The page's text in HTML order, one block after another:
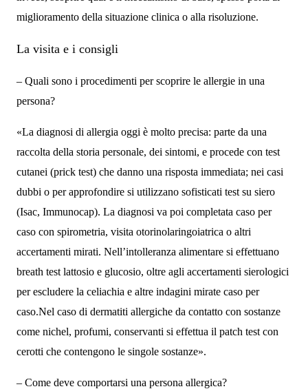
miglioramento della situazione clinica o alla risoluzione.
La visita e i consigli
– Quali sono i procedimenti per scoprire le allergie in una
persona?
«La diagnosi di allergia oggi è molto precisa: parte da una
raccolta della storia personale, dei sintomi, e procede con test
cutanei (prick test) che danno una risposta immediata; nei casi
dubbi o per approfondire si utilizzano sofisticati test su siero
(Isac, Immunocap). La diagnosi va poi completata caso per
caso con spirometria, visita otorinolaringoiatrica o altri
accertamenti mirati. Nell’intolleranza alimentare si effettuano
breath test lattosio e glucosio, oltre agli accertamenti sierologici
per escludere la celiachia e altre indagini mirate caso per
caso.Nel caso di dermatiti allergiche da contatto con sostanze
come nichel, profumi, conservanti si effettua il patch test con
cerotti che contengono le singole sostanze».
– Come deve comportarsi una persona allergica?